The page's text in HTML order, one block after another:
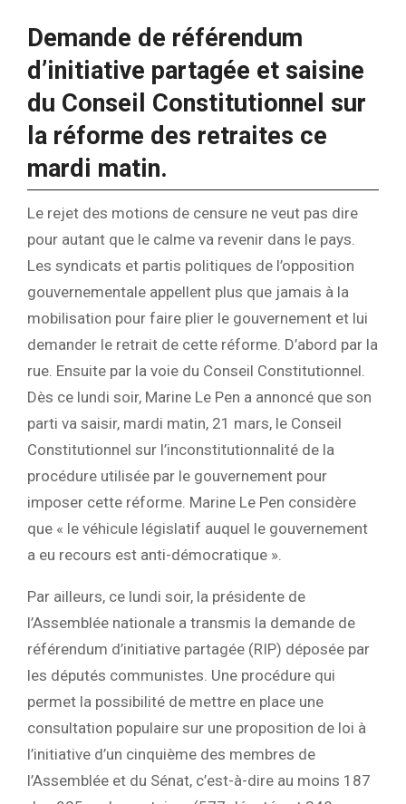
Demande de référendum
d’initiative partagée et saisine
du Conseil Constitutionnel sur
la réforme des retraites ce
mardi matin.
Le rejet des motions de censure ne veut pas dire
pour autant que le calme va revenir dans le pays.
Les syndicats et partis politiques de l’opposition
gouvernementale appellent plus que jamais à la
mobilisation pour faire plier le gouvernement et lui
demander le retrait de cette réforme. D’abord par la
rue. Ensuite par la voie du Conseil Constitutionnel.
Dès ce lundi soir, Marine Le Pen a annoncé que son
parti va saisir, mardi matin, 21 mars, le Conseil
Constitutionnel sur l’inconstitutionnalité de la
procédure utilisée par le gouvernement pour
imposer cette réforme. Marine Le Pen considère
que « le véhicule législatif auquel le gouvernement
a eu recours est anti-démocratique ».
Par ailleurs, ce lundi soir, la présidente de
l’Assemblée nationale a transmis la demande de
référendum d’initiative partagée (RIP) déposée par
les députés communistes. Une procédure qui
permet la possibilité de mettre en place une
consultation populaire sur une proposition de loi à
l’initiative d’un cinquième des membres de
l’Assemblée et du Sénat, c’est-à-dire au moins 187